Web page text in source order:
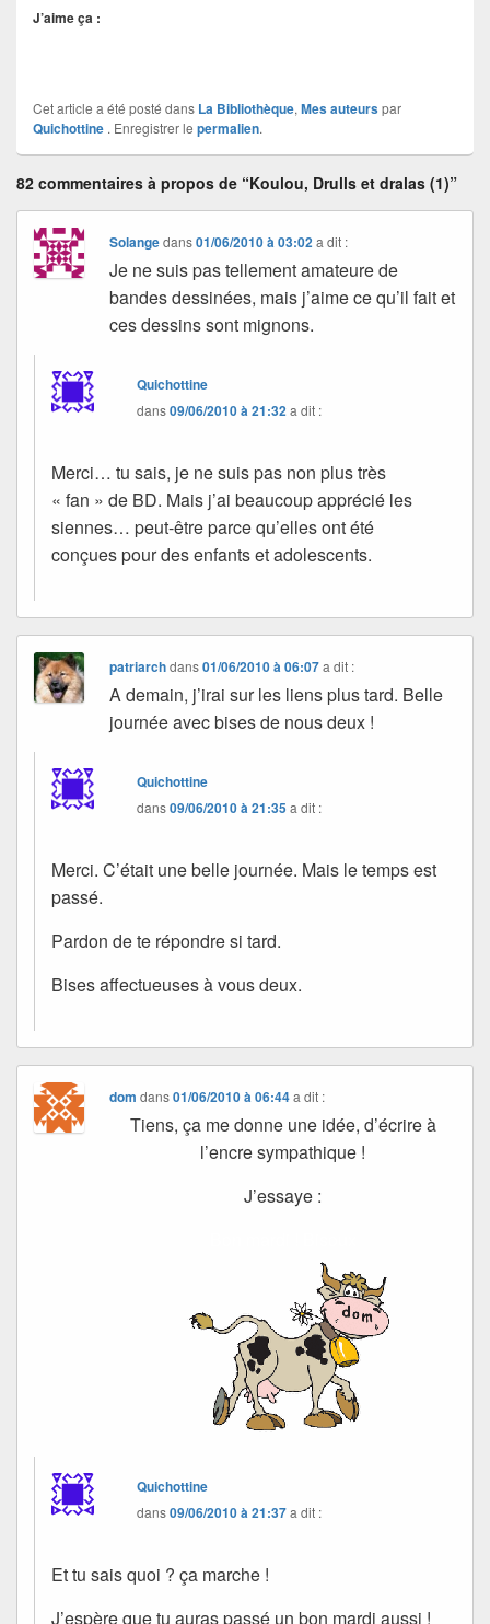
J’aime ça :
Cet article a été posté dans La Bibliothèque, Mes auteurspar
Quichottine . Enregistrer le permalien.
82 commentaires à propos de “Koulou, Drulls et dralas (1)”
Solangedans01/06/2010 à 03:02 a dit :
Je ne suis pas tellement amateure de
bandes dessinées, mais j’aime ce qu’il fait et
ces dessins sont mignons.
Quichottine
dans09/06/2010 à 21:32a dit :
Merci… tu sais, je ne suis pas non plus très
« fan » de BD. Mais j’ai beaucoup apprécié les
siennes… peut-être parce qu’elles ont été
conçues pour des enfants et adolescents.
patriarchdans01/06/2010 à 06:07 a dit :
A demain, j’irai sur les liens plus tard. Belle
journée avec bises de nous deux !
Quichottine
dans09/06/2010 à 21:35a dit :
Merci. C’était une belle journée. Mais le temps est
passé.
Pardon de te répondre si tard.
Bises affectueuses à vous deux.
dom dans01/06/2010 à 06:44 a dit :
Tiens, ça me donne une idée, d’écrire à
l’encre sympathique !
J’essaye :
Quichottine
dans09/06/2010 à 21:37a dit :
Et tu sais quoi ? ça marche !
J’espère que tu auras passé un bon mardi aussi !